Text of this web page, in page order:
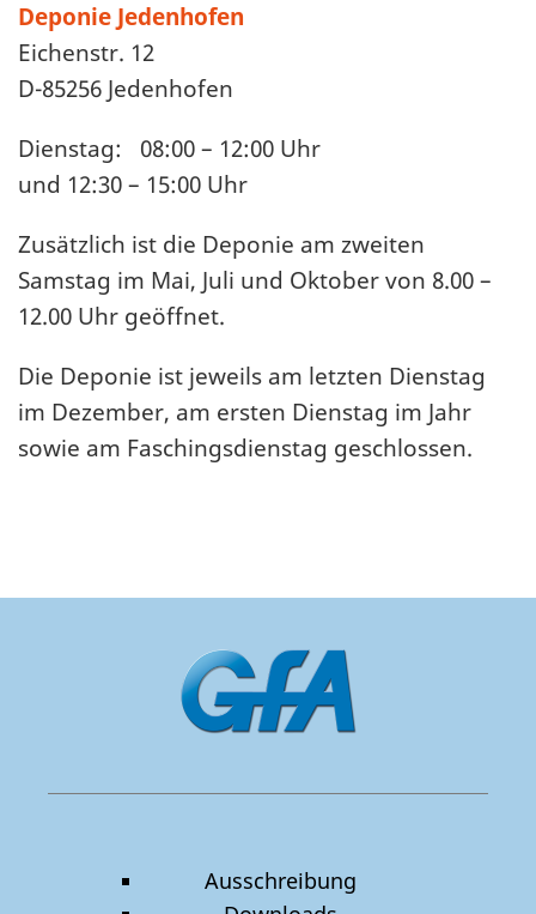
Deponie Jedenhofen
Eichenstr. 12
D-85256 Jedenhofen
Dienstag: 08:00 – 12:00 Uhr
und 12:30 – 15:00 Uhr
Zusätzlich ist die Deponie am zweiten
Samstag im Mai, Juli und Oktober von 8.00 –
12.00 Uhr geöffnet.
Die Deponie ist jeweils am letzten Dienstag
im Dezember, am ersten Dienstag im Jahr
sowie am Faschingsdienstag geschlossen.
Ausschreibung